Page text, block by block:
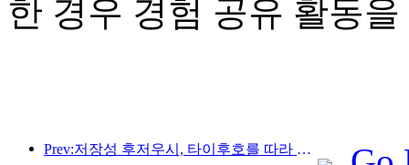
한 경우 경험 공유 활동
Prev:저장성 후저우시, 타이후호를 따라 있는 고대 마을이 약 10억 위안을 투자해 개조 및 업그레이드를 시작했습니다.